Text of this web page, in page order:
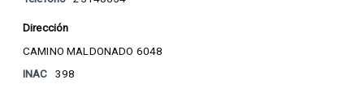
Dirección
CAMINO MALDONADO 6048
INAC
398